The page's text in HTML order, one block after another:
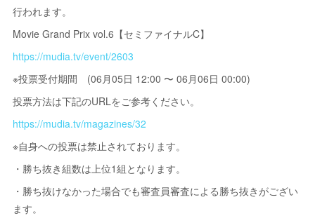
行われます。
Movie Grand Prix vol.6【セミファイナルC】
https://mudia.tv/event/2603
※投票受付期間 (06月05日 12:00 〜 06月06日 00:00)
投票方法は下記のURLをご参考ください。
https://mudia.tv/magazines/32
※自身への投票は禁止されております。
・勝ち抜き組数は上位1組となります。
・勝ち抜けなかった場合でも審査員審査による勝ち抜きがござい
ます。